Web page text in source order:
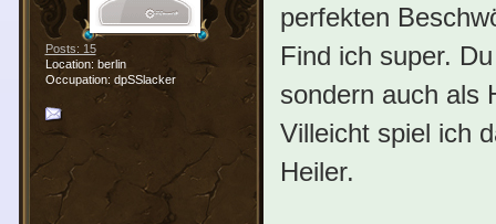
Posts: 15
Location: berlin
Occupation: dpSSlacker
perfekten
Find ich super.
sondern auch als
Villeicht spiel ich
Heiler.